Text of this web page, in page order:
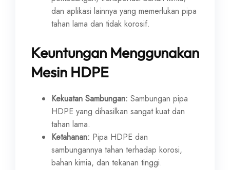
dan aplikasi lainnya yang memerlukan pipa
tahan lama dan tidak korosif.
Keuntungan Menggunakan
Mesin HDPE
Kekuatan Sambungan: Sambungan pipa
HDPE yang dihasilkan sangat kuat dan
tahan lama.
Ketahanan: Pipa HDPE dan
sambungannya tahan terhadap korosi,
bahan kimia, dan tekanan tinggi.